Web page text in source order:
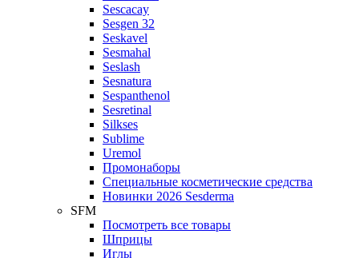
Sescacay
Sesgen 32
Seskavel
Sesmahal
Seslash
Sesnatura
Sespanthenol
Sesretinal
Silkses
Sublime
Uremol
Промонаборы
Специальные косметические средства
Новинки 2026 Sesderma
SFM
Посмотреть все товары
Шприцы
Иглы